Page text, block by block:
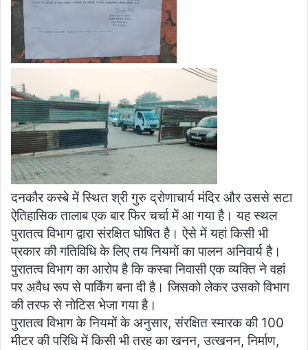
दनकौर कस्बे में स्थित श्री गुरु द्रोणाचार्य मंदिर और उससे सटा
ऐतिहासिक तालाब एक बार फिर चर्चा में आ गया है। यह स्थल
पुरातत्व विभाग द्वारा संरक्षित घोषित है। ऐसे में यहां किसी भी
प्रकार की गतिविधि के लिए तय नियमों का पालन अनिवार्य है।
पुरातत्व विभाग का आरोप है कि कस्बा निवासी एक व्यक्ति ने वहां
पर अवैध रूप से पार्किंग बना दी है। जिसको लेकर उसको विभाग
की तरफ से नोटिस भेजा गया है।
पुरातत्व विभाग के नियमों के अनुसार, संरक्षित स्मारक की 100
मीटर की परिधि में किसी भी तरह का खनन, उत्खनन, निर्माण,